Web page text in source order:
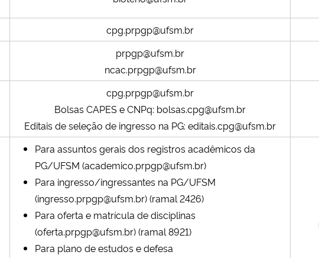
cpg.prpgp@ufsm.br
prpgp@ufsm.br
ncac.prpgp@ufsm.br
cpg.prpgp@ufsm.br
Bolsas CAPES e CNPq: bolsas.cpg@ufsm.br
Editais de seleção de ingresso na PG: editais.cpg@ufsm.br
Para assuntos gerais dos registros acadêmicos da
PG/UFSM (academico.prpgp@ufsm.br)
Para ingresso/ingressantes na PG/UFSM
(ingresso.prpgp@ufsm.br) (ramal 2426)
Para oferta e matrícula de disciplinas
(oferta.prpgp@ufsm.br)(ramal 8921)
Para plano de estudos e defesa